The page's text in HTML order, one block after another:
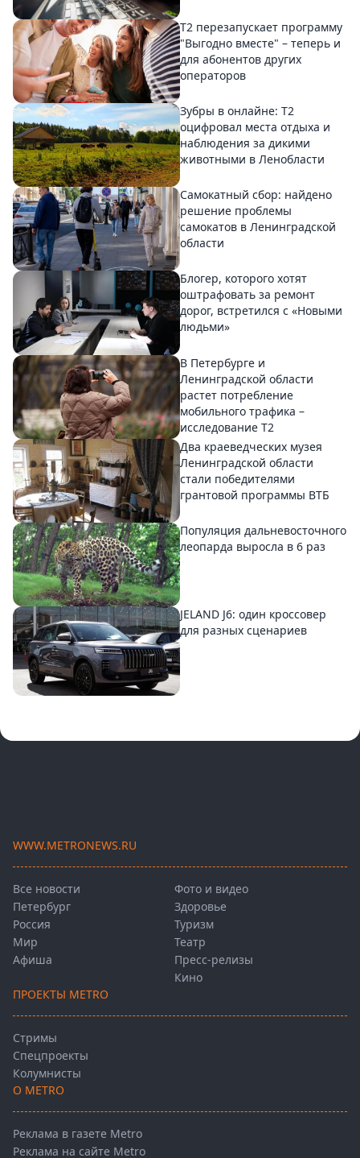
Т2 перезапускает программу
"Выгодно вместе" – теперь и
для абонентов других
операторов
Зубры в онлайне: Т2
оцифровал места отдыха и
наблюдения за дикими
животными в Ленобласти
Самокатный сбор: найдено
решение проблемы
самокатов в Ленинградской
области
Блогер, которого хотят
оштрафовать за ремонт
дорог, встретился с «Новыми
людьми»
В Петербурге и
Ленинградской области
растет потребление
мобильного трафика –
исследование T2
Два краеведческих музея
Ленинградской области
стали победителями
грантовой программы ВТБ
Популяция дальневосточного
леопарда выросла в 6 раз
JELAND J6: один кроссовер
для разных сценариев
WWW.METRONEWS.RU
Все новости
Петербург
Россия
Мир
Афиша
Фото и видео
Здоровье
Туризм
Театр
Пресс-релизы
Кино
ПРОЕКТЫ METRO
Стримы
Спецпроекты
Колумнисты
О METRO
Реклама в газете Metro
Реклама на сайте Metro